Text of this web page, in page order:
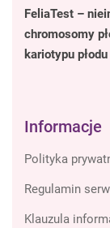
FeliaTest –
chromosomy
kariotypu płodu
Informacje
Polityka
Regulamin
Klauzula